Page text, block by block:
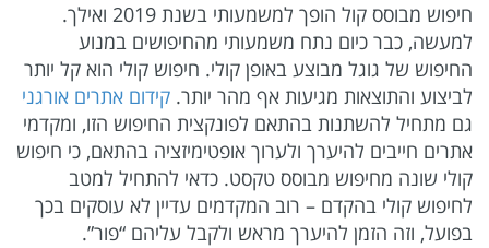
חיפוש מבוסס קול הופך למשמעותי בשנת 2019 ואילך.
למעשה, כבר כיום נתח משמעותי מהחיפושים במנוע
החיפוש של גוגל מבוצע באופן קולי. חיפוש קולי הוא קל יותר
לביצוע והתוצאות מגיעות אף מהר יותר. קידום אתרים אורגני
גם מתחיל להשתנות בהתאם לפונקצית החיפוש הזו, ומקדמי
אתרים חייבים להיערך ולערוך אופטימיזציה בהתאם, כי חיפוש
קולי שונה מחיפוש מבוסס טקסט. כדאי להתחיל למטב
לחיפוש קולי בהקדם – רוב המקדמים עדיין לא עוסקים בכך
בפועל, וזה הזמן להיערך מראש ולקבל עליהם “פור”.